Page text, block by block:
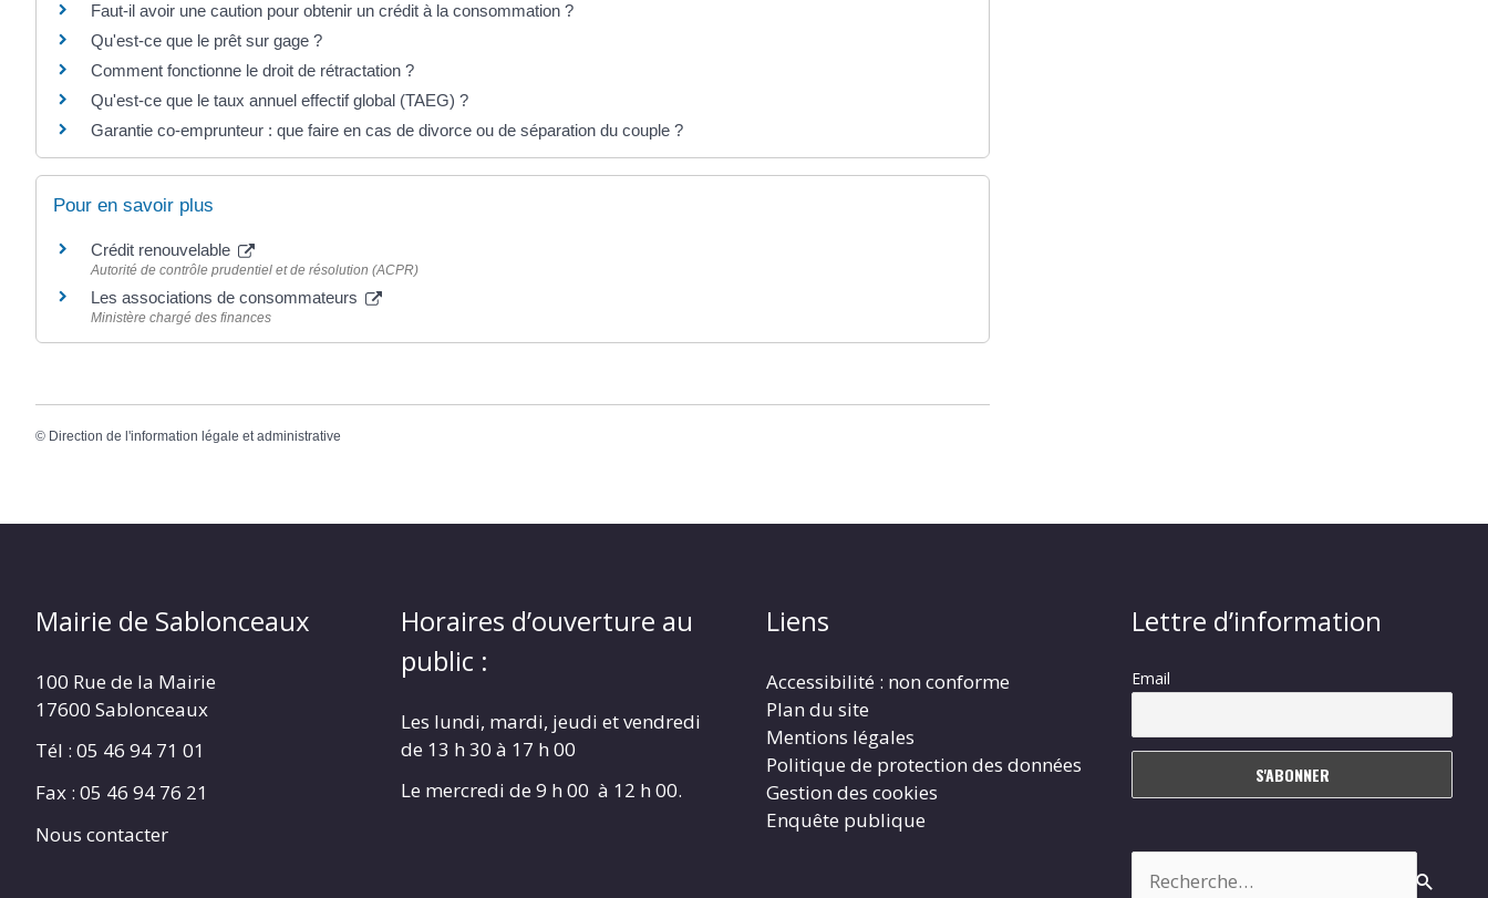
Faut-il avoir une caution pour obtenir un crédit à la consommation ?
Qu'est-ce que le prêt sur gage ?
Comment fonctionne le droit de rétractation ?
Qu'est-ce que le taux annuel effectif global (TAEG) ?
Garantie co-emprunteur : que faire en cas de divorce ou de séparation du couple ?
Pour en savoir plus
Crédit renouvelable
Autorité de contrôle prudentiel et de résolution (ACPR)
Les associations de consommateurs
Ministère chargé des finances
© Direction de l'information légale et administrative
Mairie de Sablonceaux
100 Rue de la Mairie
17600 Sablonceaux
Tél : 05 46 94 71 01
Fax : 05 46 94 76 21
Nous contacter
Horaires d’ouverture au
public :
Les lundi, mardi, jeudi et vendredi
de 13 h 30 à 17 h 00
Le mercredi de 9 h 00 à 12 h 00.
Liens
Accessibilité : non conforme
Plan du site
Mentions légales
Politique de protection des données
Gestion des cookies
Enquête publique
Lettre d’information
Email